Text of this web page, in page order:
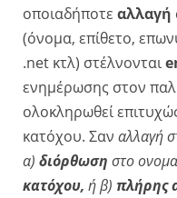
οποιαδήποτε αλλαγή
(όνομα, επίθετο,
.net κτλ) στέλνονται
ενημέρωσης στον
ολοκληρωθεί
κατόχου. Σαν αλλαγή
α) διόρθωση στο
κατόχου, ή β) πλήρης